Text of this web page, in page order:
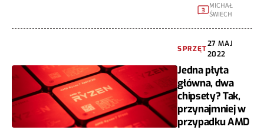
3 MICHAŁ
ŚWIECH
SPRZĘT
27 MAJ
2022
Jedna płyta
główna, dwa
chipsety? Tak,
przynajmniej w
przypadku AMD